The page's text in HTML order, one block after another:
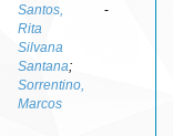
Santos,
Rita
Silvana
Santana;
Sorrentino,
Marcos
-